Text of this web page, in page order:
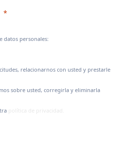
datos personales:
relacionarnos con usted y prestarle
sobre usted, corregirla y eliminarla
política de privacidad.